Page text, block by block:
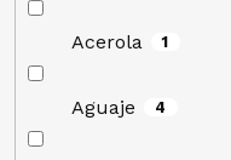
Acerola 1
Aguaje 4